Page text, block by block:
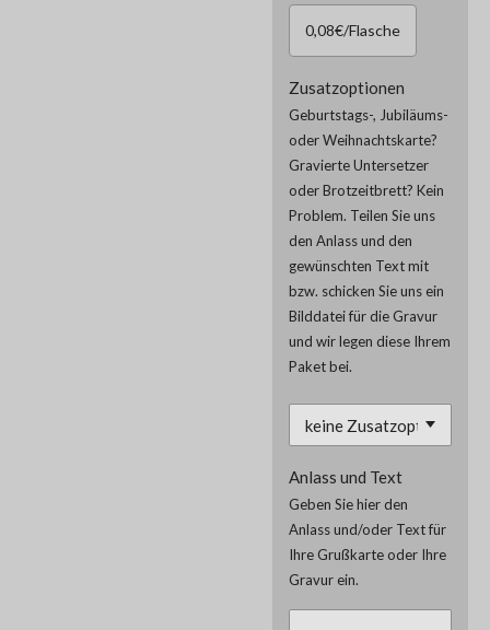
0,08€/Flasche
Zusatzoptionen
Geburtstags-, Jubiläums-
oder Weihnachtskarte?
Gravierte Untersetzer
oder Brotzeitbrett? Kein
Problem. Teilen Sie uns
den Anlass und den
gewünschten Text mit
bzw. schicken Sie uns ein
Bilddatei für die Gravur
und wir legen diese Ihrem
Paket bei.
Anlass und Text
Geben Sie hier den
Anlass und/oder Text für
Ihre Grußkarte oder Ihre
Gravur ein.